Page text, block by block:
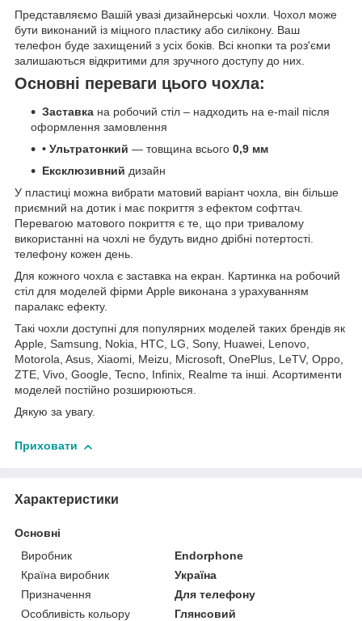
Представляємо Вашій увазі дизайнерські чохли. Чохол може
бути виконаний із міцного пластику або силікону. Ваш
телефон буде захищений з усіх боків. Всі кнопки та роз'єми
залишаються відкритими для зручного доступу до них.
Основні переваги цього чохла:
Заставка на робочий стіл – надходить на e-mail після
оформлення замовлення
• Ультратонкий — товщина всього 0,9 мм
Ексклюзивний дизайн
У пластиці можна вибрати матовий варіант чохла, він більше
приємний на дотик і має покриття з ефектом софттач.
Перевагою матового покриття є те, що при тривалому
використанні на чохлі не будуть видно дрібні потертості.
телефону кожен день.
Для кожного чохла є заставка на екран. Картинка на робочий
стіл для моделей фірми Apple виконана з урахуванням
паралакс ефекту.
Такі чохли доступні для популярних моделей таких брендів як
Apple, Samsung, Nokia, HTC, LG, Sony, Huawei, Lenovo,
Motorola, Asus, Xiaomi, Meizu, Microsoft, OnePlus, LeTV, Oppo,
ZTE, Vivo, Google, Tecno, Infinix, Realme та інші. Асортименти
моделей постійно розширюються.
Дякую за увагу.
Приховати
Характеристики
Основні
Виробник
Endorphone
Країна виробник
Україна
Призначення
Для телефону
Особливість кольору
Глянсовий